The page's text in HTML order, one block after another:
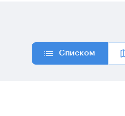
Списком